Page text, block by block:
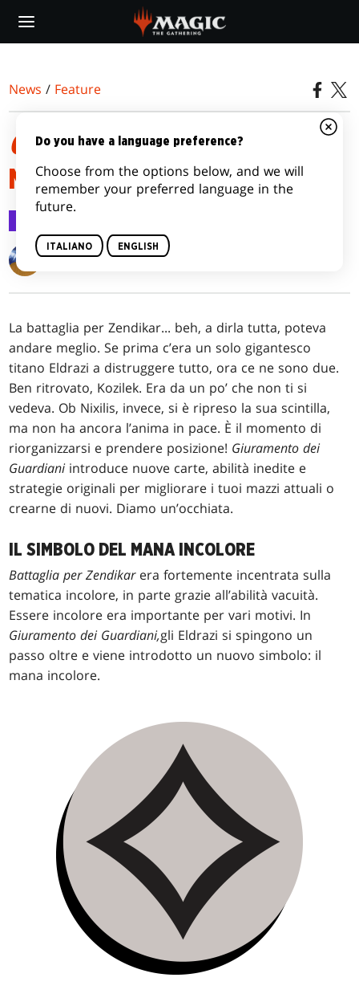
main
News / Feature
GIURAMENTO DEI GUARDIANI
MECCANICHE
Matt Tabak
La battaglia per Zendikar... beh, a dirla tutta, poteva
andare meglio. Se prima c’era un solo gigantesco
titano Eldrazi a distruggere tutto, ora ce ne sono due.
Ben ritrovato, Kozilek. Era da un po’ che non ti si
vedeva. Ob Nixilis, invece, si è ripreso la sua scintilla,
ma non ha ancora l’anima in pace. È il momento di
riorganizzarsi e prendere posizione! Giuramento dei
Guardiani introduce nuove carte, abilità inedite e
strategie originali per migliorare i tuoi mazzi attuali o
crearne di nuovi. Diamo un’occhiata.
IL SIMBOLO DEL MANA INCOLORE
Battaglia per Zendikarera fortemente incentrata sulla
tematica incolore, in parte grazie all’abilità vacuità.
Essere incolore era importante per vari motivi. In
Giuramento dei Guardiani,gli Eldrazi si spingono un
passo oltre e viene introdotto un nuovo simbolo: il
mana incolore.
Do you have a language preference?
Choose from the options below, and we will
remember your preferred language in the
future.
ITALIANO ENGLISH